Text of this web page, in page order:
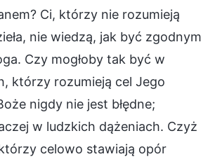
Ci, którzy nie rozumieją
nie wiedzą, jak być zgodnym
Czy mogłoby tak być w
którzy rozumieją cel Jego
nigdy nie jest błędne;
w ludzkich dążeniach. Czyż
celowo stawiają opór